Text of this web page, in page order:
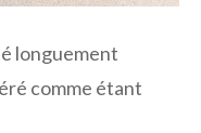
longuement
comme étant